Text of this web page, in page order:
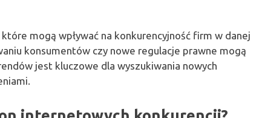
które mogą wpływać na konkurencyjność firm w danej
konsumentów czy nowe regulacje prawne mogą
jest kluczowe dla wyszukiwania nowych